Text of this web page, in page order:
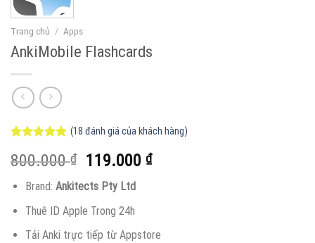
Trang chủ / Apps
AnkiMobile Flashcards
dựa trên
(18 đánh giá của khách hàng)
800.000₫
Giá
gốc
là:
800.000 ₫.
119.000₫Giá
119.000 ₫.
Brand: Ankitects Pty Ltd
Thuê ID Apple Trong 24h
Tải Anki trực tiếp từ Appstore